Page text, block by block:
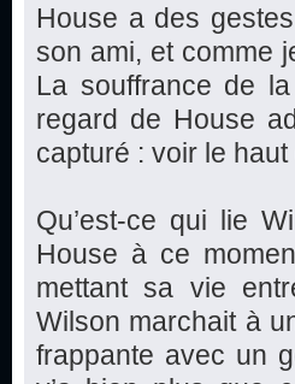
House a des
son ami, et comme
La souffrance de
regard de House
capturé : voir le haut
Qu’est-ce qui lie
House à ce
mettant sa vie
Wilson marchait à
frappante avec un